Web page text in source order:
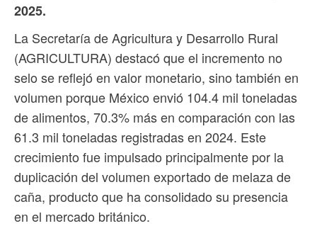
2025.
La Secretaría de Agricultura y Desarrollo Rural
(AGRICULTURA) destacó que el incremento no
selo se reflejó en valor monetario, sino también en
volumen porque México envió 104.4 mil toneladas
de alimentos, 70.3% más en comparación con las
61.3 mil toneladas registradas en 2024. Este
crecimiento fue impulsado principalmente por la
duplicación del volumen exportado de melaza de
caña, producto que ha consolidado su presencia
en el mercado británico.